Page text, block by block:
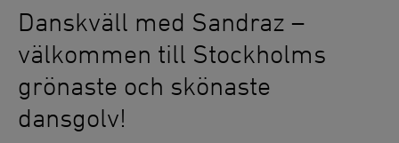
Danskväll med Sandraz –
välkommen till Stockholms
grönaste och skönaste
dansgolv!